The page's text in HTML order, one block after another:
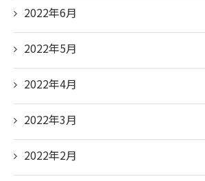
2022年6月
2022年5月
2022年4月
2022年3月
2022年2月